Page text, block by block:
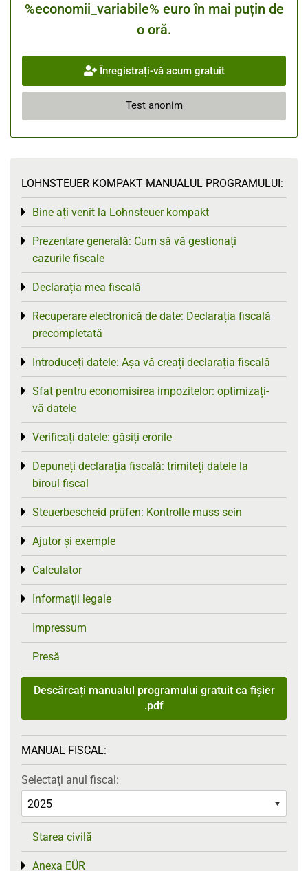
%economii_variabile% euro în mai puțin de
o oră.
Înregistrați-vă acum gratuit
Test anonim
LOHNSTEUER KOMPAKT MANUALUL PROGRAMULUI:
Bine ați venit la Lohnsteuer kompakt
Toggle menu
Prezentare generală: Cum să vă gestionați
cazurile fiscale
Toggle menu
Declarația mea fiscală
Toggle menu
Recuperare electronică de date: Declarația fiscală
precompletată
Toggle menu
Introduceți datele: Așa vă creați declarația fiscală
Toggle menu
Sfat pentru economisirea impozitelor: optimizați-
vă datele
Toggle menu
Verificați datele: găsiți erorile
Toggle menu
Depuneți declarația fiscală: trimiteți datele la
biroul fiscal
Toggle menu
Steuerbescheid prüfen: Kontrolle muss sein
Toggle menu
Ajutor și exemple
Toggle menu
Calculator
Toggle menu
Informații legale
Toggle menu
Impressum
Presă
Descărcați manualul programului gratuit ca fișier
.pdf
MANUAL FISCAL:
Selectați anul fiscal:
Starea civilă
Anexa EÜR
Toggle menu